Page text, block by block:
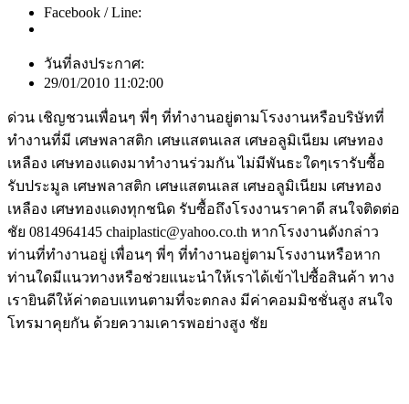
Facebook / Line:
วันที่ลงประกาศ:
29/01/2010 11:02:00
ด่วน เชิญชวนเพื่อนๆ พี่ๆ ที่ทำงานอยู่ตามโรงงานหรือบริษัทที่
ทำงานที่มี เศษพลาสติก เศษแสตนเลส เศษอลูมิเนียม เศษทอง
เหลือง เศษทองแดงมาทำงานร่วมกัน ไม่มีพันธะใดๆเรารับซื้อ
รับประมูล เศษพลาสติก เศษแสตนเลส เศษอลูมิเนียม เศษทอง
เหลือง เศษทองแดงทุกชนิด รับซื้อถึงโรงงานราคาดี สนใจติดต่อ
ชัย 0814964145 chaiplastic@yahoo.co.th หากโรงงานดังกล่าว
ท่านที่ทำงานอยู่ เพื่อนๆ พี่ๆ ที่ทำงานอยู่ตามโรงงานหรือหาก
ท่านใดมีแนวทางหรือช่วยแนะนำให้เราได้เข้าไปซื้อสินค้า ทาง
เรายินดีให้ค่าตอบแทนตามที่จะตกลง มีค่าคอมมิชชั่นสูง สนใจ
โทรมาคุยกัน ด้วยความเคารพอย่างสูง ชัย